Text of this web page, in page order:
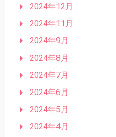
2024年12月
2024年11月
2024年9月
2024年8月
2024年7月
2024年6月
2024年5月
2024年4月